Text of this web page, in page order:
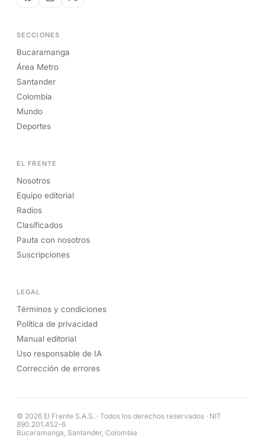
SECCIONES
Bucaramanga
Área Metro
Santander
Colombia
Mundo
Deportes
EL FRENTE
Nosotros
Equipo editorial
Radios
Clasificados
Pauta con nosotros
Suscripciones
LEGAL
Términos y condiciones
Política de privacidad
Manual editorial
Uso responsable de IA
Corrección de errores
© 2026 El Frente S.A.S. · Todos los derechos reservados · NIT
890.201.452-6
Bucaramanga, Santander, Colombia